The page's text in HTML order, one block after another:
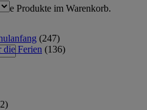
Produkte im Warenkorb.
sortiert
(247)
Ferien (136)